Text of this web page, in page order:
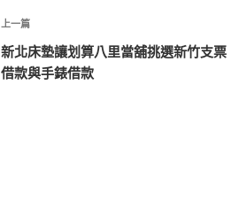
文
章
導
上
一
篇
上一篇
新北床墊讓划算八里當舖挑選新竹支票
借款與手錶借款